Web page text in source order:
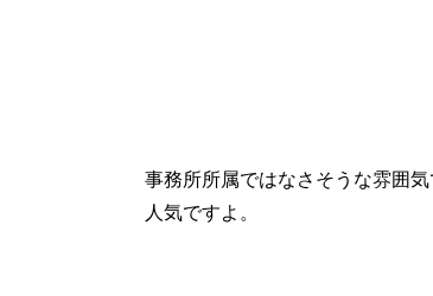
事務所所属ではなさそうな雰囲
人気ですよ。